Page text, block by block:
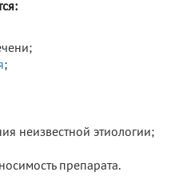
;
неизвестной этиологии;
препарата.